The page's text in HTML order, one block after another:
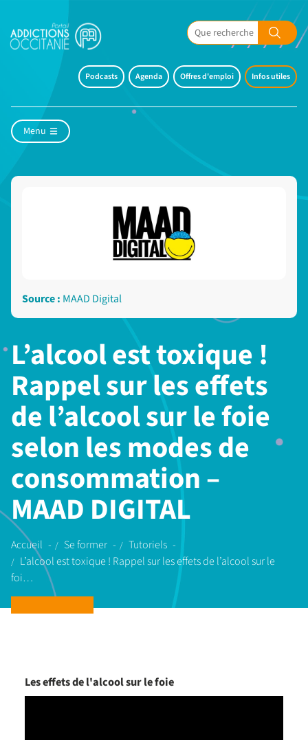
Podcasts Agenda Offres d'emploi Infos utiles
Menu
L’alcool est toxique !
Rappel sur les effets
de l’alcool sur le foie
selon les modes de
consommation –
MAAD DIGITAL
Accueil Se former
Tutoriels
L’alcool est toxique ! Rappel sur les effets de l’alcool sur le
foi…
Source : MAAD Digital
Les effets de l'alcool sur le foie